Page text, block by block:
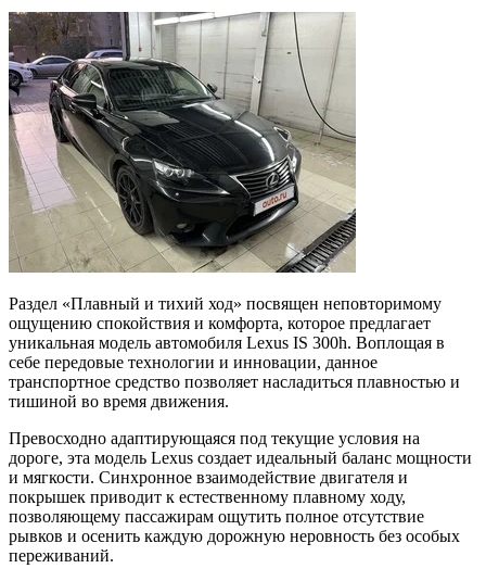
Раздел «Плавный и тихий ход» посвящен неповторимому
ощущению спокойствия и комфорта, которое предлагает
уникальная модель автомобиля Lexus IS 300h. Воплощая в
себе передовые технологии и инновации, данное
транспортное средство позволяет насладиться плавностью и
тишиной во время движения.
Превосходно адаптирующаяся под текущие условия на
дороге, эта модель Lexus создает идеальный баланс мощности
и мягкости. Синхронное взаимодействие двигателя и
покрышек приводит к естественному плавному ходу,
позволяющему пассажирам ощутить полное отсутствие
рывков и осенить каждую дорожную неровность без особых
переживаний.